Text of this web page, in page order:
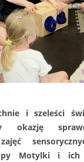
i szeleści
okazję
Motylki i ich